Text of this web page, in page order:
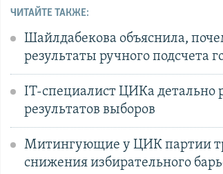
ЧИТАЙТЕ ТАКЖЕ:
Шайлдабекова объяснила,
результаты ручного подсчета
IT-специалист ЦИКа детально
результатов выборов
Митингующие у ЦИК партии
снижения избирательного